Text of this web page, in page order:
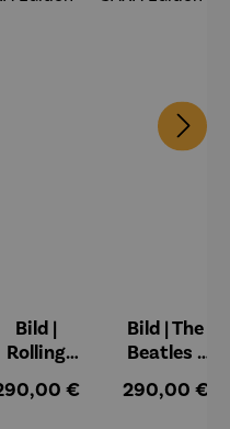
Bild |
Rolling
Preis:
€
Bild | The
Beatles -
rei SAXA
Regulärer
290,00 €